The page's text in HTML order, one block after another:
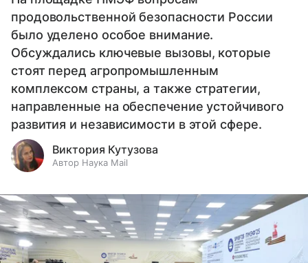
продовольственной безопасности России
было уделено особое внимание.
Обсуждались ключевые вызовы, которые
стоят перед агропромышленным
комплексом страны, а также стратегии,
направленные на обеспечение устойчивого
развития и независимости в этой сфере.
Виктория Кутузова
Автор Наука Mail